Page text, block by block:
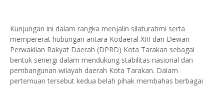
Kunjungan ini dalam rangka menjalin silaturahmi serta
mempererat hubungan antara Kodaeral XIII dan Dewan
Perwakilan Rakyat Daerah (DPRD) Kota Tarakan sebagai
bentuk senergi dalam mendukung stabilitas nasional dan
pembangunan wilayah daerah Kota Tarakan. Dalam
pertemuan tersebut kedua belah pihak membahas berbagai